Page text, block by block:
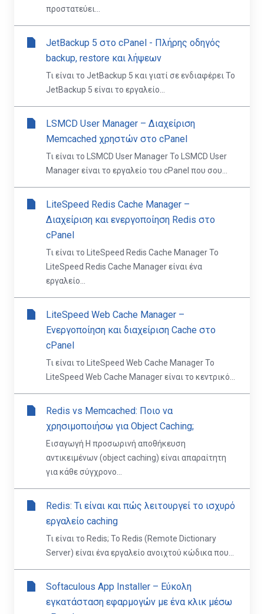
προστατεύει...
JetBackup 5 στο cPanel - Πλήρης οδηγός
backup, restore και λήψεων
Τι είναι το JetBackup 5 και γιατί σε ενδιαφέρει Το
JetBackup 5 είναι το εργαλείο...
LSMCD User Manager – Διαχείριση
Memcached χρηστών στο cPanel
Τι είναι το LSMCD User Manager Το LSMCD User
Manager είναι το εργαλείο του cPanel που σου...
LiteSpeed Redis Cache Manager –
Διαχείριση και ενεργοποίηση Redis στο
cPanel
Τι είναι το LiteSpeed Redis Cache Manager Το
LiteSpeed Redis Cache Manager είναι ένα
εργαλείο...
LiteSpeed Web Cache Manager –
Ενεργοποίηση και διαχείριση Cache στο
cPanel
Τι είναι το LiteSpeed Web Cache Manager Το
LiteSpeed Web Cache Manager είναι το κεντρικό...
Redis vs Memcached: Ποιο να
χρησιμοποιήσω για Object Caching;
Εισαγωγή Η προσωρινή αποθήκευση
αντικειμένων (object caching) είναι απαραίτητη
για κάθε σύγχρονο...
Redis: Τι είναι και πώς λειτουργεί το ισχυρό
εργαλείο caching
Τι είναι το Redis; Το Redis (Remote Dictionary
Server) είναι ένα εργαλείο ανοιχτού κώδικα που...
Softaculous App Installer – Εύκολη
εγκατάσταση εφαρμογών με ένα κλικ μέσω